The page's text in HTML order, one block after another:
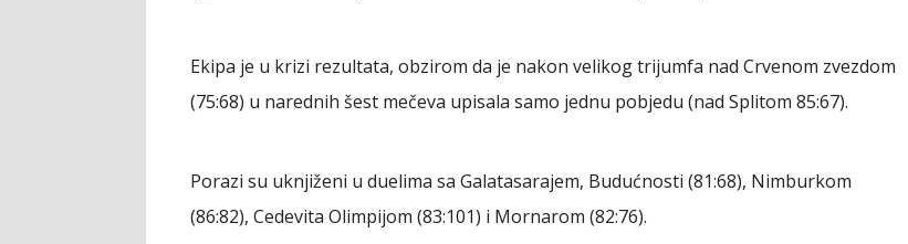
Ekipa je u krizi rezultata, obzirom da je nakon velikog trijumfa nad Crvenom zvezdom
(75:68) u narednih šest mečeva upisala samo jednu pobjedu (nad Splitom 85:67).
Porazi su uknjiženi u duelima sa Galatasarajem, Budućnosti (81:68), Nimburkom
(86:82), Cedevita Olimpijom (83:101) i Mornarom (82:76).